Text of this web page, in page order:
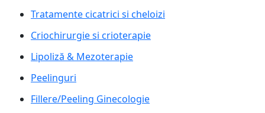
Tratamente cicatrici si cheloizi
Criochirurgie si crioterapie
Lipoliză & Mezoterapie
Peelinguri
Fillere/Peeling Ginecologie